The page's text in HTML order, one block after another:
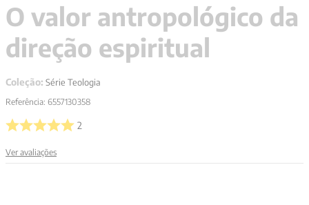
O valor antropológico da
direção espiritual
Coleção: Série Teologia
Referência: 6557130358
2
Ver avaliações
4º jung
5º pré venda
7